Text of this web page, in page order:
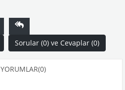
Sorular (0) ve Cevaplar (0)
YORUMLAR(0)